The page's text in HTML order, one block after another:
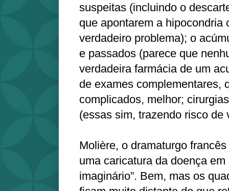
suspeitas (incluindo o
que apontarem a hipocondria
verdadeiro problema); o
e passados (parece que
verdadeira farmácia de um
de exames complementares,
complicados, melhor;
(essas sim, trazendo risco de
Molière, o dramaturgo
uma caricatura da doença em
imaginário”. Bem, mas os